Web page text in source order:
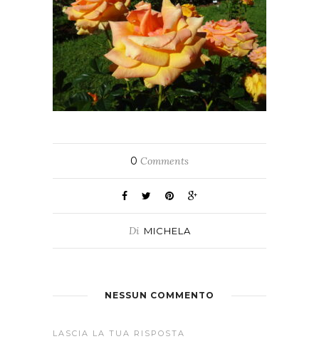
0 Comments
Di MICHELA
NESSUN COMMENTO
LASCIA LA TUA RISPOSTA